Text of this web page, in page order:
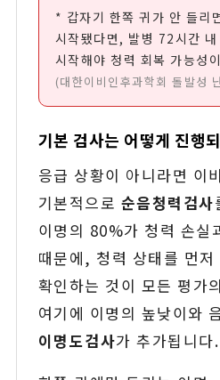
* 갑자기 한쪽 귀가 안 들리
시작됐다면, 발병 72시간
시작해야 청력 회복 가능성
(대한이비인후과학회 돌발성
기본 검사는 어떻게 진행
응급 상황이 아니라면 이
기본적으로 순음청력검사
이명의 80%가 청력 손실
때문에, 청력 상태를 먼저
확인하는 것이 모든 평가
여기에 이명의 높낮이와
이명도검사가 추가됩니다.